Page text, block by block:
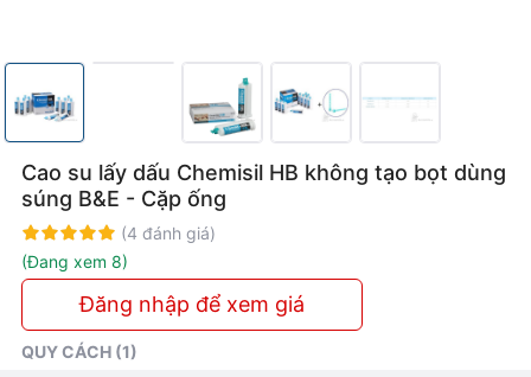
Cao su lấy dấu Chemisil HB không tạo bọt dùng
súng B&E - Cặp ống
Rating: 100%
(4 đánh giá)
(Đang xem 8)
Đăng nhập để xem giá
QUY CÁCH (1)